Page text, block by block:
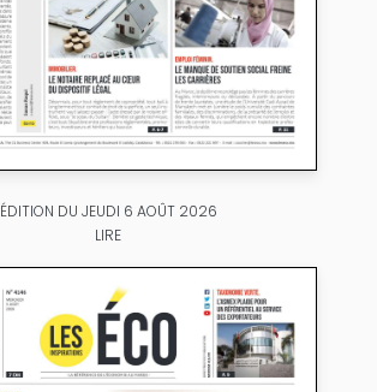
ÉDITION DU JEUDI 6 AOÛT 2026
LIRE